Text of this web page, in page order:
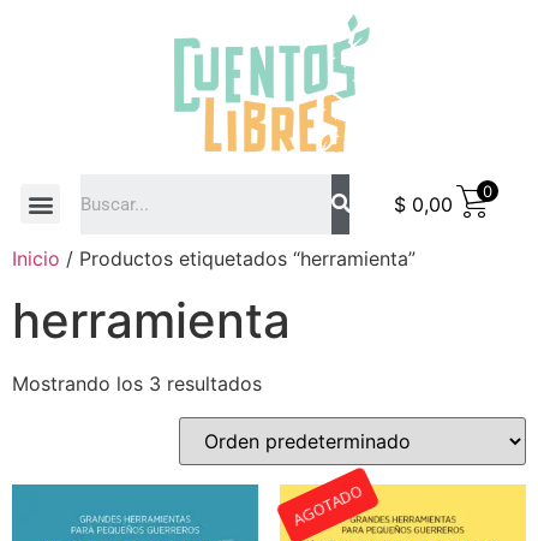
$ 0,00
0
Inicio / Productos etiquetados “herramienta”
herramienta
Mostrando los 3 resultados
AGOTADO